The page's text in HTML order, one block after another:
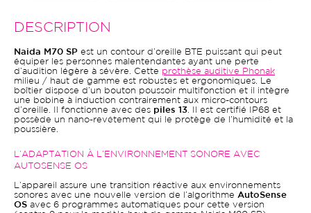
DESCRIPTION
Naida M70 SP est un contour d’oreille BTE puissant qui peut
équiper les personnes malentendantes ayant une perte
d’audition légère à sévère. Cette prothèse auditive Phonak
milieu / haut de gamme est robustes et ergonomiques. Le
boîtier dispose d’un bouton poussoir multifonction et il intègre
une bobine à induction contrairement aux micro-contours
d’oreille. Il fonctionne avec des piles 13 . Il est certifié IP68 et
possède un nano-revêtement qui le protège de l’humidité et la
poussière.
L’ADAPTATION À L’ENVIRONNEMENT SONORE AVEC
AUTOSENSE OS
L’appareil assure une transition réactive aux environnements
sonores avec une nouvelle version de l’algorithme AutoSense
OS avec 6 programmes automatiques pour cette version